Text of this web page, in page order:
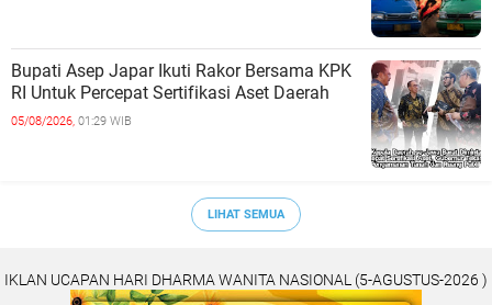
Bupati Asep Japar Ikuti Rakor Bersama KPK
RI Untuk Percepat Sertifikasi Aset Daerah
05/08/2026, 01:29 WIB
LIHAT SEMUA
IKLAN UCAPAN HARI DHARMA WANITA NASIONAL (5-AGUSTUS-2026 )